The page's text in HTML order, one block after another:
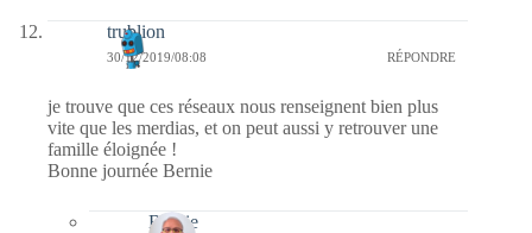
trublion
30/12/2019/08:08 RÉPONDRE
je trouve que ces réseaux nous renseignent bien plus
vite que les merdias, et on peut aussi y retrouver une
famille éloignée !
Bonne journée Bernie
Bernie